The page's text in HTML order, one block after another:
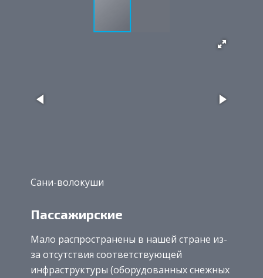
Сани-волокуши
Пассажирские
Мало распространены в нашей стране из-
за отсутствия соответствующей
инфраструктуры (оборудованных снежных